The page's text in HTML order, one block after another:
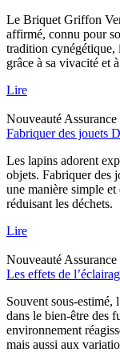
Le Briquet Griffon
affirmé, connu pour
tradition cynégétique,
grâce à sa vivacité et
Lire
Nouveauté
Fabriquer des jouets
Les lapins adorent
objets. Fabriquer des
une manière simple
réduisant les déchets.
Lire
Nouveauté
Les effets de
Souvent sous-estimé,
dans le bien-être des
environnement
mais aussi aux